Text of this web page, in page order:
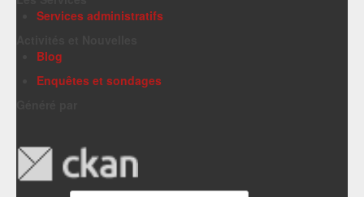
Services administratifs
Blog
Enquêtes et sondages